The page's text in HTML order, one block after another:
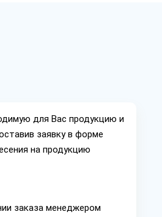
для Вас продукцию и
заявку в форме
на продукцию
заказа менеджером